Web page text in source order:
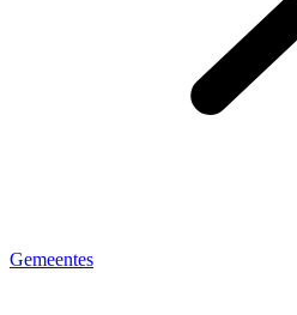
Gemeentes